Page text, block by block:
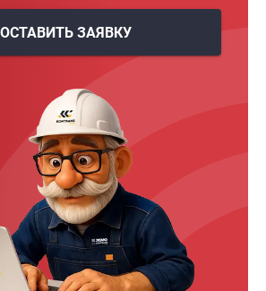
ОСТАВИТЬ ЗАЯВКУ